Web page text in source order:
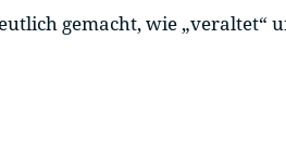
gemacht, wie „veraltet“